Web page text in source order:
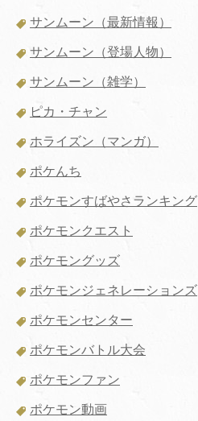
サンムーン（最新情報）
サンムーン（登場人物）
サンムーン（雑学）
ピカ・チャン
ホライズン（マンガ）
ポケんち
ポケモンすばやさランキング
ポケモンクエスト
ポケモングッズ
ポケモンジェネレーションズ
ポケモンセンター
ポケモンバトル大会
ポケモンファン
ポケモン動画